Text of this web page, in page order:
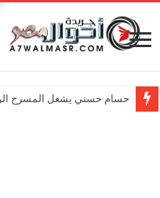
حسام حسني يشعل المسرح